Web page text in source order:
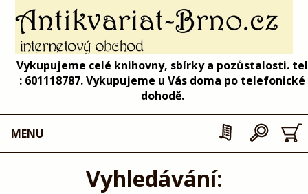
Vykupujeme celé knihovny, sbírky a pozůstalosti. tel
: 601118787. Vykupujeme u Vás doma po telefonické
dohodě.
MENU
Vyhledávání: